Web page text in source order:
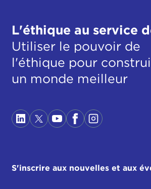
L'éthique au service
Utiliser le pouvoir de
l'éthique pour
un monde meilleur
S'inscrire aux nouvelles et aux